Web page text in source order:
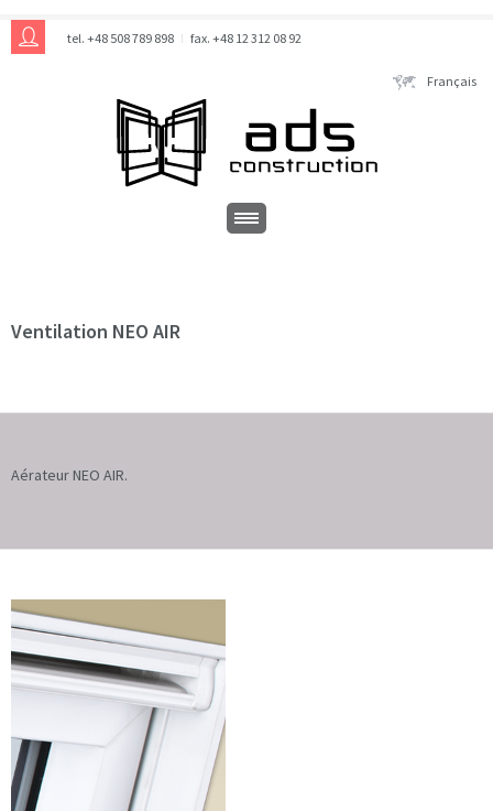
tel. +48 508 789 898 fax. +48 12 312 08 92
Français
Ventilation NEO AIR
Aérateur NEO AIR.